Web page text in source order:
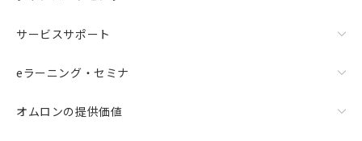
サービスサポート
eラーニング・セミナ
オムロンの提供価値